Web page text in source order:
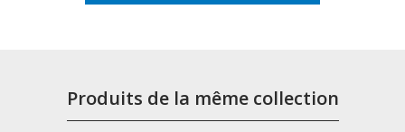
Produits de la même collection